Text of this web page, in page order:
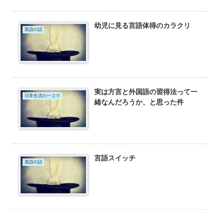
英語の話 幼児に見る言語体得のカラクリ
日常生活の一コマ
実は方言と外国語の習得法って一
緒なんだろうか、と思った件
英語の話 言語スイッチ